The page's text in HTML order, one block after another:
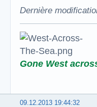
Dernière
Gone West
09.12.2013 19:44:32